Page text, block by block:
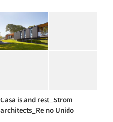
Casa island rest_Strom
architects_Reino Unido